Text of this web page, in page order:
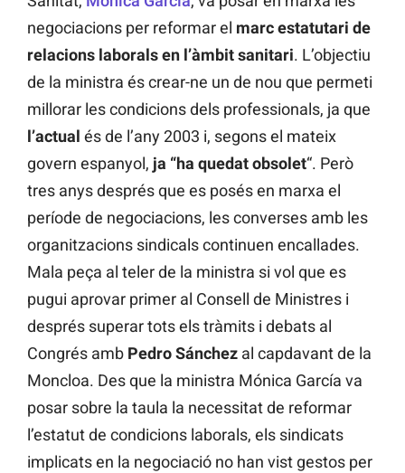
negociacions per reformar el marc estatutari de
relacions laborals en l’àmbit sanitari. L’objectiu
de la ministra és crear-ne un de nou que permeti
millorar les condicions dels professionals, ja que
l’actual és de l’any 2003 i, segons el mateix
govern espanyol, ja “ha quedat obsolet“. Però
tres anys després que es posés en marxa el
període de negociacions, les converses amb les
organitzacions sindicals continuen encallades.
Mala peça al teler de la ministra si vol que es
pugui aprovar primer al Consell de Ministres i
després superar tots els tràmits i debats al
Congrés amb Pedro Sánchez al capdavant de la
Moncloa. Des que la ministra Mónica García va
posar sobre la taula la necessitat de reformar
l’estatut de condicions laborals, els sindicats
implicats en la negociació no han vist gestos per